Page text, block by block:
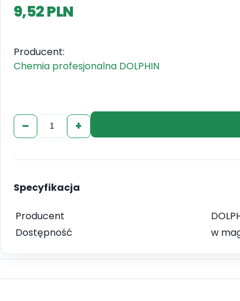
9,52 PLN
Producent:
Chemia profesjonalna DOLPHIN
+
–
Specyfikacja
Producent
Dostępność
w